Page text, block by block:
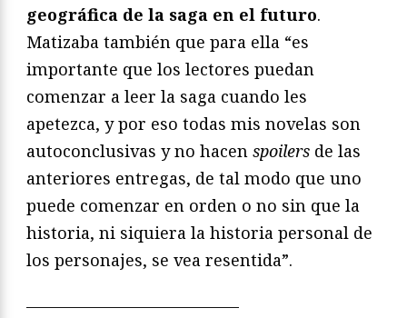
geográfica de la saga en el futuro.
Matizaba también que para ella “es
importante que los lectores puedan
comenzar a leer la saga cuando les
apetezca, y por eso todas mis novelas son
autoconclusivas y no hacen spoilers de las
anteriores entregas, de tal modo que uno
puede comenzar en orden o no sin que la
historia, ni siquiera la historia personal de
los personajes, se vea resentida”.
—————————————